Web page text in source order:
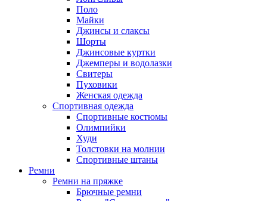
Поло
Майки
Джинсы и слаксы
Шорты
Джинсовые куртки
Джемперы и водолазки
Свитеры
Пуховики
Женская одежда
Спортивная одежда
Спортивные костюмы
Олимпийки
Худи
Толстовки на молнии
Спортивные штаны
Ремни
Ремни на пряжке
Брючные ремни